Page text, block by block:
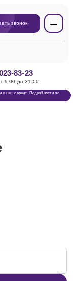
звонок
83-23
9:00 до 21:00
в наш сервис. Подробности по